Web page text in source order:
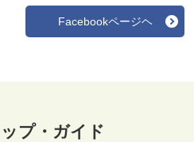
Facebookページヘ
プ・ガイド